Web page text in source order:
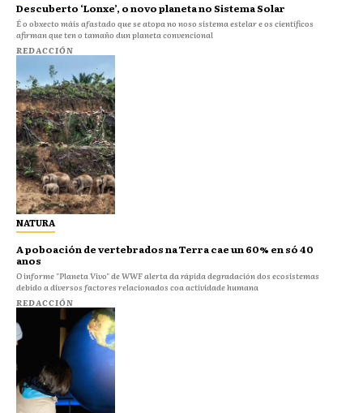
Descuberto ‘Lonxe’, o novo planeta no Sistema Solar
É o obxecto máis afastado que se atopa no noso sistema estelar e os científicos
afirman que ten o tamaño dun planeta convencional
REDACCIÓN
NATURA
A poboación de vertebrados na Terra cae un 60% en só 40
anos
O informe "Planeta Vivo" de WWF alerta da rápida degradación dos ecosistemas
debido a diversos factores relacionados coa actividade humana
REDACCIÓN